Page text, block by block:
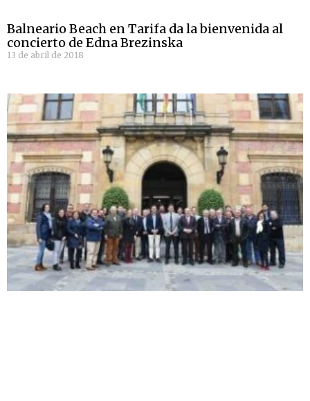
Balneario Beach en Tarifa da la bienvenida al
concierto de Edna Brezinska
13 de abril de 2018